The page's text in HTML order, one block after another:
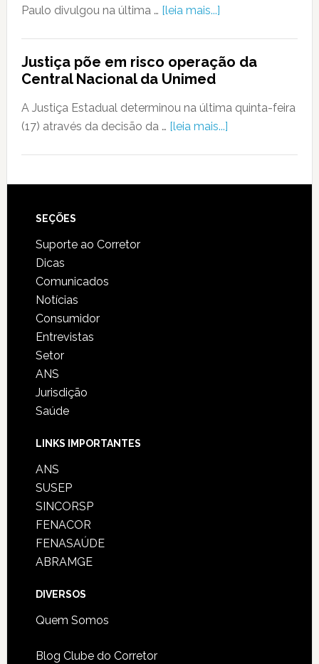
Paulo divulgou na última … [leia mais...]
Justiça põe em risco operação da
Central Nacional da Unimed
A Justiça Estadual determinou na última quinta-feira
(17) através da decisão da … [leia mais...]
SEÇÕES
Suporte ao Corretor
Dicas
Comunicados
Notícias
Consumidor
Entrevistas
Setor
ANS
Jurisdição
Saúde
LINKS IMPORTANTES
ANS
SUSEP
SINCORSP
FENACOR
FENASAÚDE
ABRAMGE
DIVERSOS
Quem Somos
Blog Clube do Corretor